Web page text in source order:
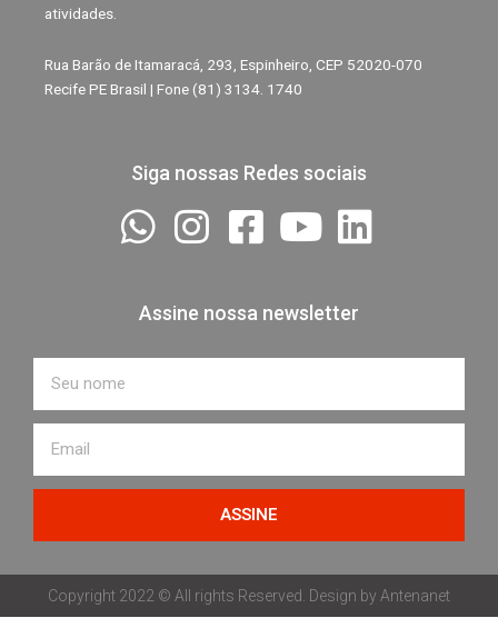
atividades.
Rua Barão de Itamaracá, 293, Espinheiro, CEP 52020-070
Recife PE Brasil | Fone (81) 3134. 1740
Siga nossas Redes sociais
Assine nossa newsletter
ASSINE
Copyright 2022 © All rights Reserved. Design by Antenanet